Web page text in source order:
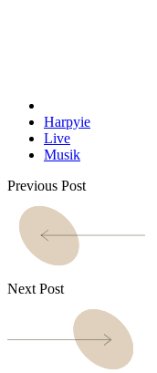
Harpyie
Live
Musik
Previous Post
Next Post